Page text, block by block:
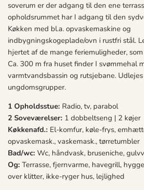
soverum er der adgang til den ene
opholdsrummet har I adgang til den
Køkken med bl.a. opvaskemaskine og
indbygningskogeplade/ovn i rustfri stål.
hjertet af de mange feriemuligheder,
Ca. 300 m fra huset finder I svømmehal
varmtvandsbassin og rutsjebane.
ungdomsgrupper.
1 Opholdsstue: Radio, tv, parabol
2 Soveværelser: 1 dobbeltseng | 2 køjer
Køkkenafd.: El-komfur, køle-frys,
opvaskemask., vaskemask., tørretumbler
Bad/wc: Wc, håndvask, bruseniche,
Og: Terrasse, fjernvarme, havegrill,
over klitter, ikke-ryger hus, lejlighed